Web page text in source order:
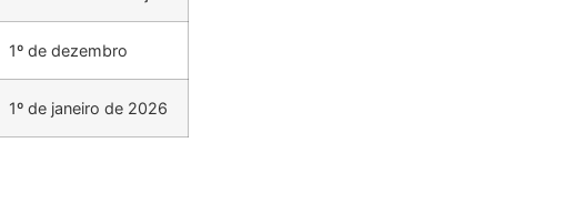
1º de dezembro
1º de janeiro de 2026